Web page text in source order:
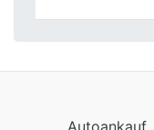
Autoankauf